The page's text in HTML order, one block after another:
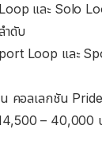
และ Solo
ำดับ
Loop และ
คอลเลกชัน
– 40,000